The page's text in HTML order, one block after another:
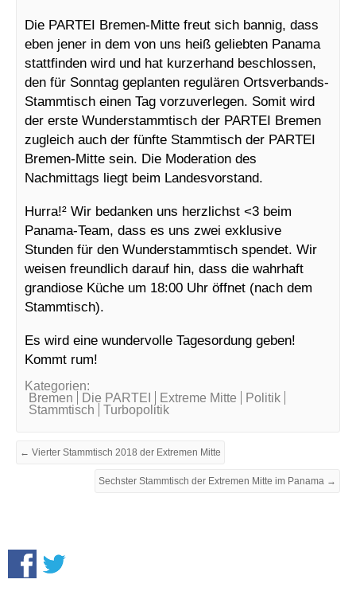
Die PARTEI Bremen-Mitte freut sich bannig, dass
eben jener in dem von uns heiß geliebten Panama
stattfinden wird und hat kurzerhand beschlossen,
den für Sonntag geplanten regulären Ortsverbands-
Stammtisch einen Tag vorzuverlegen. Somit wird
der erste Wunderstammtisch der PARTEI Bremen
zugleich auch der fünfte Stammtisch der PARTEI
Bremen-Mitte sein. Die Moderation des
Nachmittags liegt beim Landesvorstand.
Hurra!² Wir bedanken uns herzlichst <3 beim
Panama-Team, dass es uns zwei exklusive
Stunden für den Wunderstammtisch spendet. Wir
weisen freundlich darauf hin, dass die wahrhaft
grandiose Küche um 18:00 Uhr öffnet (nach dem
Stammtisch).
Es wird eine wundervolle Tagesordung geben!
Kommt rum!
Kategorien:
Bremen
Die PARTEI Extreme Mitte
Politik
Stammtisch
Turbopolitik
← Vierter Stammtisch 2018 der Extremen Mitte
Sechster Stammtisch der Extremen Mitte im Panama →